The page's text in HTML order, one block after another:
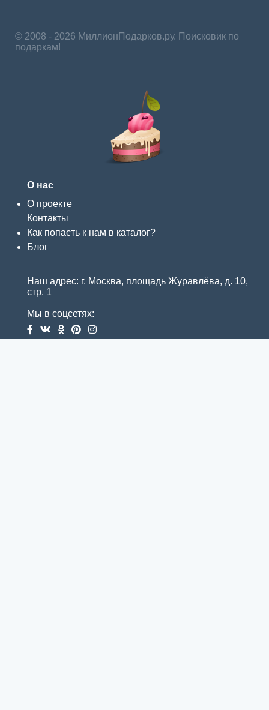
© 2008 - 2026 МиллионПодарков.ру. Поисковик по
подаркам!
О нас
О проекте
Контакты
Как попасть к нам в каталог?
Блог
Наш адрес: г. Москва, площадь Журавлёва, д. 10,
стр. 1
Мы в соцсетях: